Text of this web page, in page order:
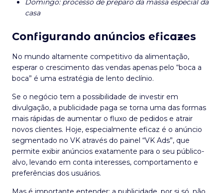
Domingo: processo de preparo da massa especial da
casa
Configurando anúncios eficazes
No mundo altamente competitivo da alimentação,
esperar o crescimento das vendas apenas pelo “boca a
boca” é uma estratégia de lento declínio.
Se o negócio tem a possibilidade de investir em
divulgação, a publicidade paga se torna uma das formas
mais rápidas de aumentar o fluxo de pedidos e atrair
novos clientes. Hoje, especialmente eficaz é o anúncio
segmentado no VK através do painel “VK Ads”, que
permite exibir anúncios exatamente para o seu público-
alvo, levando em conta interesses, comportamento e
preferências dos usuários.